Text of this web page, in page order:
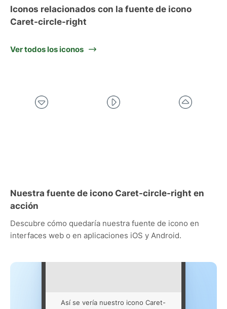
Iconos relacionados con la fuente de icono
Caret-circle-right
Ver todos los iconos
Nuestra fuente de icono Caret-circle-right en
acción
Descubre cómo quedaría nuestra fuente de icono en
interfaces web o en aplicaciones iOS y Android.
Así se vería nuestro icono Caret-